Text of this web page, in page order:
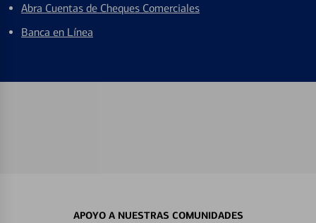
Abra Cuentas de Cheques Comerciales
Banca en Línea
APOYO A NUESTRAS COMUNIDADES